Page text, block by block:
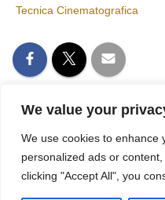
We value your
We use cookies to enhance
personalized ads or
clicking "Accept All", you
Tecnica Cinematografica